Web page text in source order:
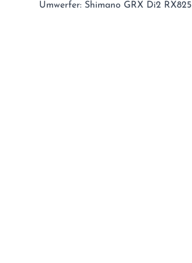
Umwerfer: Shimano GRX Di2 RX825